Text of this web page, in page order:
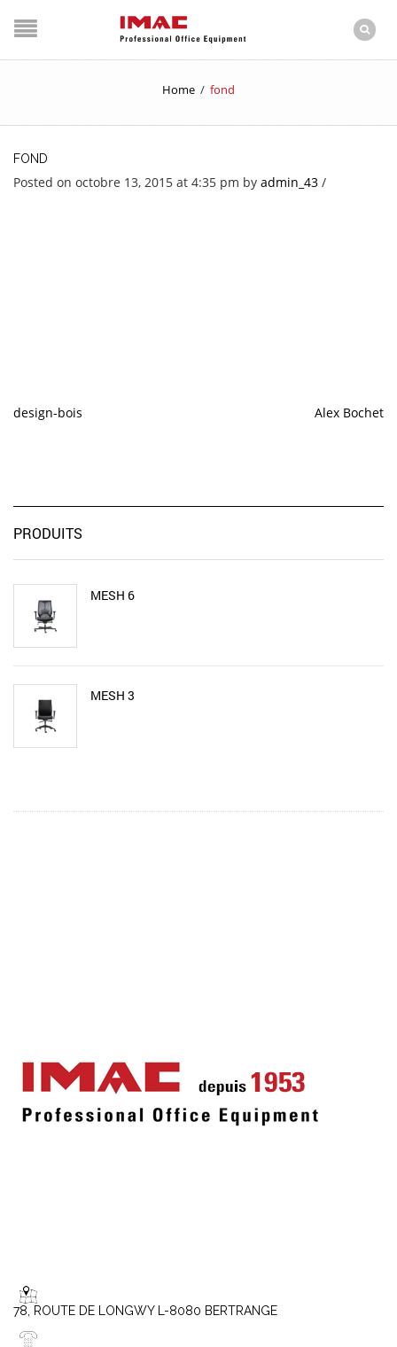
Home / fond
FOND
Posted on octobre 13, 2015 at 4:35 pm by admin_43 /
design-bois Alex Bochet
PRODUITS
MESH 6
MESH 3
78, ROUTE DE LONGWY L-8080 BERTRANGE